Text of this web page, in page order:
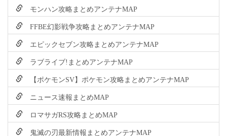
モンハン攻略まとめアンテナMAP
FFBE幻影戦争攻略まとめアンテナMAP
エピックセブン攻略まとめアンテナMAP
ラブライブ!まとめアンテナMAP
【ポケモンSV】ポケモン攻略まとめアンテナMAP
ニュース速報まとめMAP
ロマサガRS攻略まとめMAP
鬼滅の刃最新情報まとめアンテナMAP